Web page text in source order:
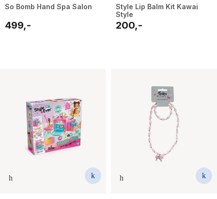
So Bomb Hand Spa Salon
499,-
Style Lip Balm Kit Kawai
Style
200,-